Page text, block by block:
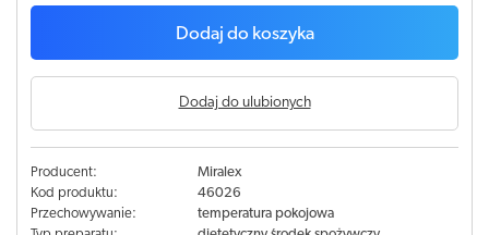
Dodaj do koszyka
Dodaj do ulubionych
Producent:
Miralex
Kod produktu:
46026
Przechowywanie:
temperatura pokojowa